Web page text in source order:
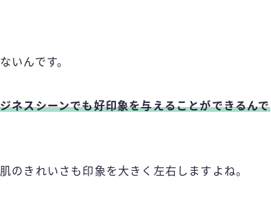
いんです。
ネスシーンでも好印象を与えることができるんで
のきれいさも印象を大きく左右しますよね。